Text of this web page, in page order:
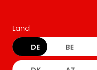
Land
DE BE